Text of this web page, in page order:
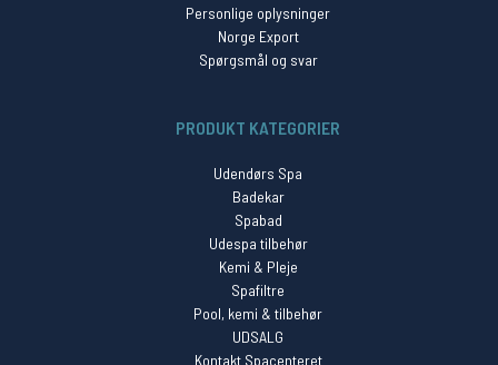
Personlige oplysninger
Norge Export
Spørgsmål og svar
PRODUKT KATEGORIER
Udendørs Spa
Badekar
Spabad
Udespa tilbehør
Kemi & Pleje
Spafiltre
Pool, kemi & tilbehør
UDSALG
Kontakt Spacenteret